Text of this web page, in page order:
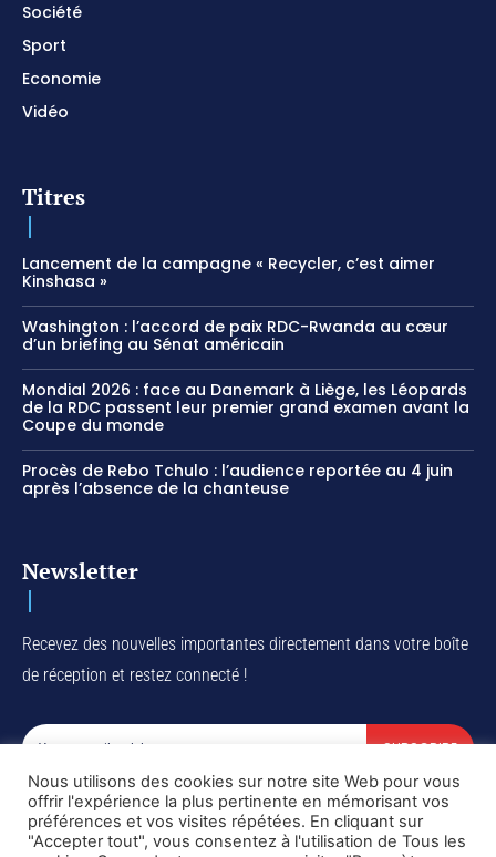
Société
Sport
Economie
Vidéo
Titres
Lancement de la campagne « Recycler, c’est aimer
Kinshasa »
Washington : l’accord de paix RDC-Rwanda au cœur
d’un briefing au Sénat américain
Mondial 2026 : face au Danemark à Liège, les Léopards
de la RDC passent leur premier grand examen avant la
Coupe du monde
Procès de Rebo Tchulo : l’audience reportée au 4 juin
après l’absence de la chanteuse
Newsletter
Recevez des nouvelles importantes directement dans votre boîte
de réception et restez connecté !
SUBSCRIBE
I've read and accept thePrivacy Policy.
Nous utilisons des cookies sur notre site Web pour vous
offrir l'expérience la plus pertinente en mémorisant vos
préférences et vos visites répétées. En cliquant sur
"Accepter tout", vous consentez à l'utilisation de Tous les